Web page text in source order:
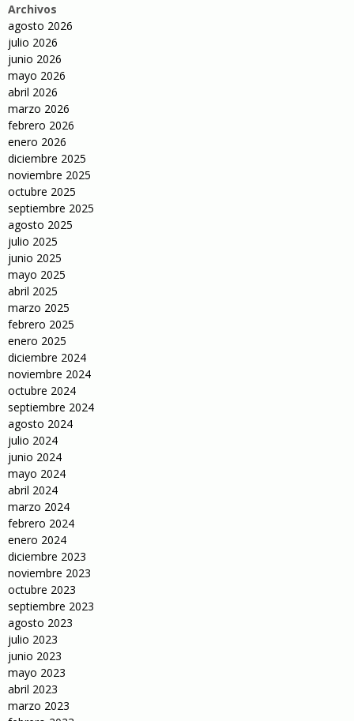
Archivos
agosto 2026
julio 2026
junio 2026
mayo 2026
abril 2026
marzo 2026
febrero 2026
enero 2026
diciembre 2025
noviembre 2025
octubre 2025
septiembre 2025
agosto 2025
julio 2025
junio 2025
mayo 2025
abril 2025
marzo 2025
febrero 2025
enero 2025
diciembre 2024
noviembre 2024
octubre 2024
septiembre 2024
agosto 2024
julio 2024
junio 2024
mayo 2024
abril 2024
marzo 2024
febrero 2024
enero 2024
diciembre 2023
noviembre 2023
octubre 2023
septiembre 2023
agosto 2023
julio 2023
junio 2023
mayo 2023
abril 2023
marzo 2023